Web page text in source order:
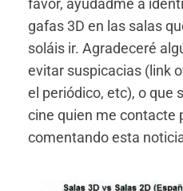
favor, ayudadme a
gafas 3D en las salas
soláis ir. Agradeceré
evitar suspicacias (link
el periódico, etc), o que
cine quien me contacte
comentando esta